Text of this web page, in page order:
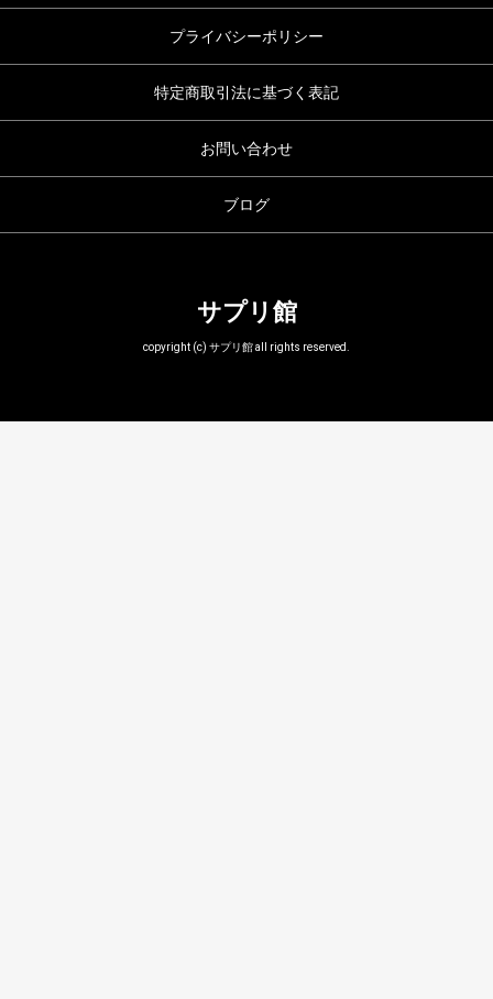
プライバシーポリシー
特定商取引法に基づく表記
お問い合わせ
ブログ
サプリ館
copyright (c) サプリ館 all rights reserved.